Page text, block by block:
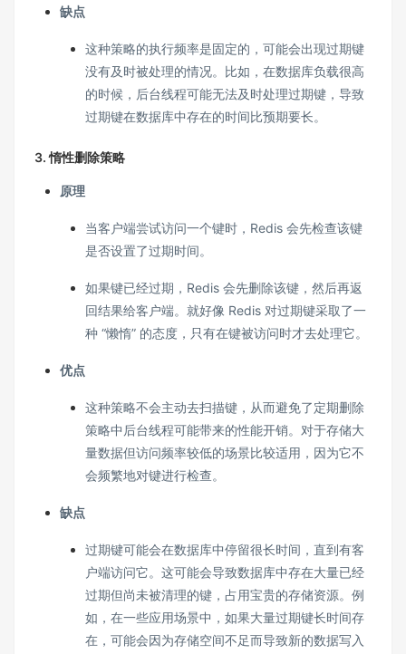
缺点
这种策略的执行频率是固定的，可能会出现过期键
没有及时被处理的情况。比如，在数据库负载很高
的时候，后台线程可能无法及时处理过期键，导致
过期键在数据库中存在的时间比预期要长。
3. 惰性删除策略
原理
当客户端尝试访问一个键时，Redis 会先检查该键
是否设置了过期时间。
如果键已经过期，Redis 会先删除该键，然后再返
回结果给客户端。就好像 Redis 对过期键采取了一
种 “懒惰” 的态度，只有在键被访问时才去处理它。
优点
这种策略不会主动去扫描键，从而避免了定期删除
策略中后台线程可能带来的性能开销。对于存储大
量数据但访问频率较低的场景比较适用，因为它不
会频繁地对键进行检查。
缺点
过期键可能会在数据库中停留很长时间，直到有客
户端访问它。这可能会导致数据库中存在大量已经
过期但尚未被清理的键，占用宝贵的存储资源。例
如，在一些应用场景中，如果大量过期键长时间存
在，可能会因为存储空间不足而导致新的数据写入